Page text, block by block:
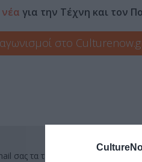
νέα για την Τέχνη και τον
στο
σας τα τελευταία νέα για την